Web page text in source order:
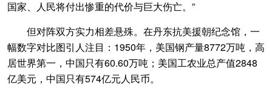
国家、人民将付出惨重的代价与巨大伤亡。”
但对阵双方实力相差悬殊。在丹东抗美援朝纪念馆，一
幅数字对比图引人注目：1950年，美国钢产量8772万吨，高
居世界第一，中国只有60.60万吨；美国工农业总产值2848
亿美元，中国只有574亿元人民币。